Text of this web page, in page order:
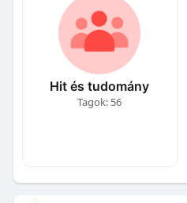
Hit és tudomány
Tagok: 56